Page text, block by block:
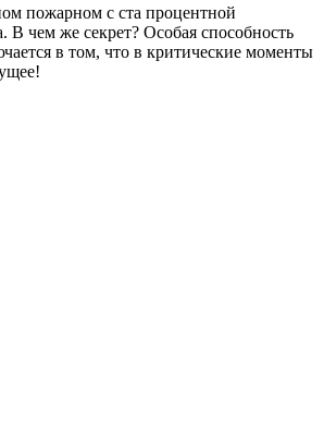
пожарном с ста процентной
В чем же секрет? Особая способность
в том, что в критические моменты